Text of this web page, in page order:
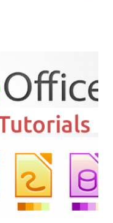
a seguir para
--install-suggests
apt-get remove